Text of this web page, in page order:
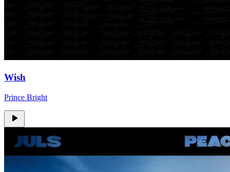
Wish
Prince Bright